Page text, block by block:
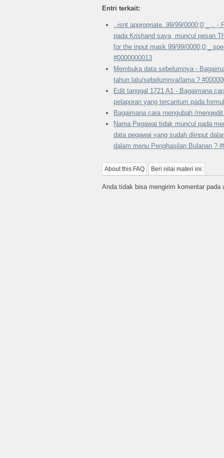
Entri terkait:
..isnt appropriate..99/99/0000;0;_ ..
pada Krishand saya, muncul pesan
for the input mask 99/99/0000;0;_
#0000000013
Membuka data sebelumnya -
tahun lalu/sebelumnya/lama ?
Edit tanggal 1721 A1 - Bagaimana
pelaporan yang tercantum pada
Bagaimana cara mengubah /
Nama Pegawai tidak muncul pada
data pegawai yang sudah diinput
dalam menu Penghasilan Bulanan ?
About this FAQ Beri nilai materi ini:
Anda tidak bisa mengirim komentar pada